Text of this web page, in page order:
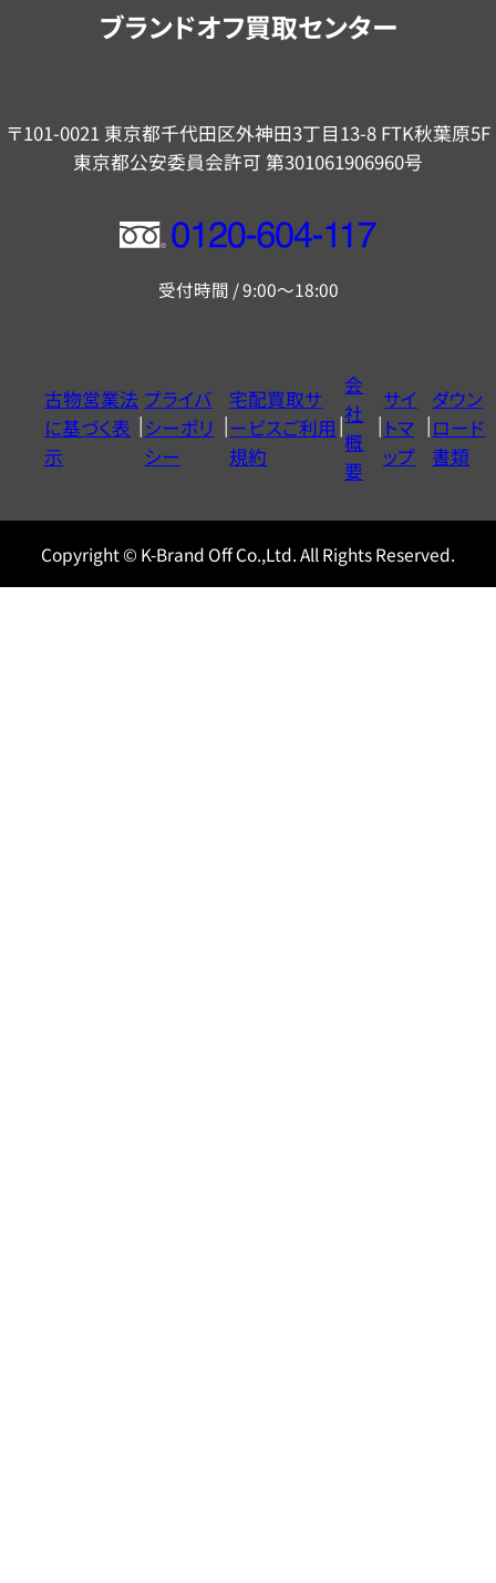
ブランドオフ買取センター
〒101-0021 東京都千代田区外神田3丁目13-8 FTK秋葉原5F
東京都公安委員会許可 第301061906960号
フ
ー
ヤ
ル
0120604117
受付時間 / 9:00～18:00
古物営業法
に基づく表
示
プライバ
シーポリ
シー
宅配買取サ
ービスご利用
規約
会
社
概
要
サイ
トマ
ップ
ダウン
ロード
書類
Copyright © K-Brand Off Co.,Ltd. All Rights Reserved.